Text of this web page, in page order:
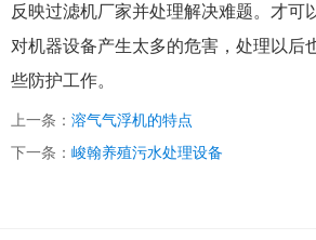
反映过滤机厂家并处理解决难题。才可
对机器设备产生太多的危害，处理以后
些防护工作。
上一条： 溶气气浮机的特点
下一条： 峻翰养殖污水处理设备